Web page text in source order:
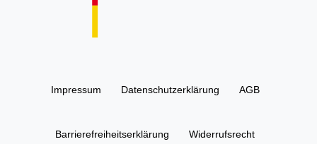
Impressum Daten­schutz­erklärung AGB
Barrierefreiheitserklärung Widerrufs­recht